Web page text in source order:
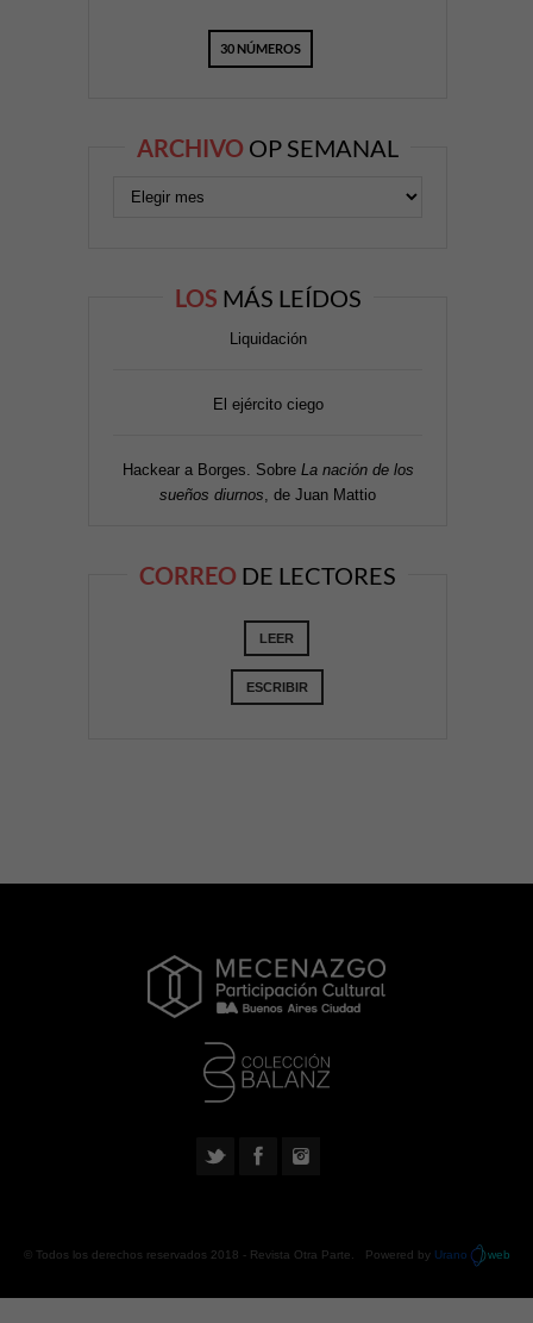
30 NÚMEROS
ARCHIVO OP SEMANAL
LOS MÁS LEÍDOS
Liquidación
El ejército ciego
Hackear a Borges. Sobre La nación de los
sueños diurnos , de Juan Mattio
CORREO DE LECTORES
LEER
ESCRIBIR
© Todos los derechos reservados 2018 - Revista Otra Parte . Powered by Urano web